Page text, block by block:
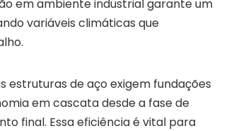
em ambiente industrial garante um
variáveis climáticas que
estruturas de aço exigem fundações
em cascata desde a fase de
final. Essa eficiência é vital para